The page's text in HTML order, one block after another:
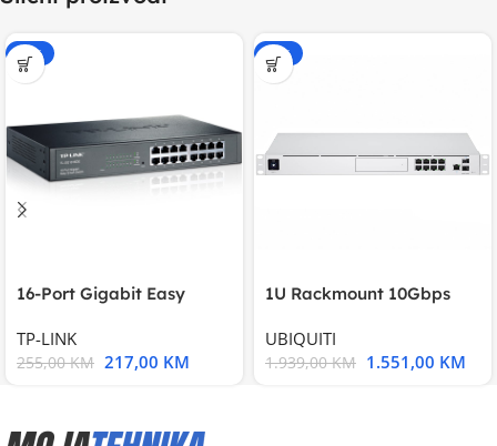
-15%
16-Port Gigabit Easy
TP-LINK
255,00KM 217,00 KM
-20%
1U Rackmount 10Gbps
UBIQUITI
1.939,00KM 1.551,00 KM